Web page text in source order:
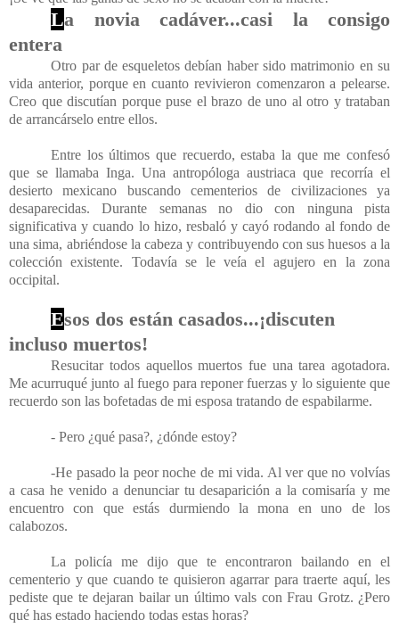
La novia cadáver...casi la consigo
entera
Otro par de esqueletos debían haber sido matrimonio en su
vida anterior, porque en cuanto revivieron comenzaron a pelearse.
Creo que discutían porque puse el brazo de uno al otro y trataban
de arrancárselo entre ellos.
Entre los últimos que recuerdo, estaba la que me confesó
que se llamaba Inga. Una antropóloga austriaca que recorría el
desierto mexicano buscando cementerios de civilizaciones ya
desaparecidas. Durante semanas no dio con ninguna pista
significativa y cuando lo hizo, resbaló y cayó rodando al fondo de
una sima, abriéndose la cabeza y contribuyendo con sus huesos a la
colección existente. Todavía se le veía el agujero en la zona
occipital.
Esos dos están casados...¡discuten
incluso muertos!
Resucitar todos aquellos muertos fue una tarea agotadora.
Me acurruqué junto al fuego para reponer fuerzas y lo siguiente que
recuerdo son las bofetadas de mi esposa tratando de espabilarme.
- Pero ¿qué pasa?, ¿dónde estoy?
-He pasado la peor noche de mi vida. Al ver que no volvías
a casa he venido a denunciar tu desaparición a la comisaría y me
encuentro con que estás durmiendo la mona en uno de los
calabozos.
La policía me dijo que te encontraron bailando en el
cementerio y que cuando te quisieron agarrar para traerte aquí, les
pediste que te dejaran bailar un último vals con Frau Grotz. ¿Pero
qué has estado haciendo todas estas horas?